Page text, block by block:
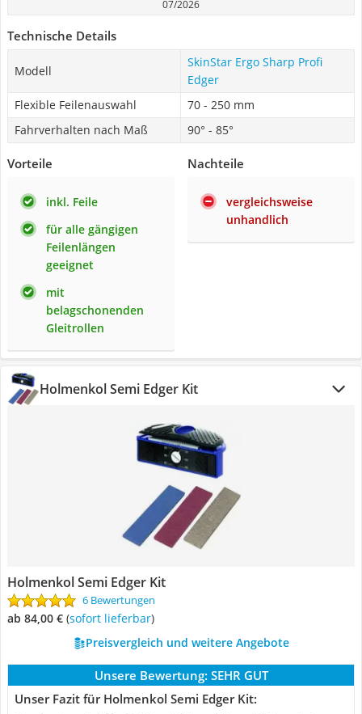
07/2026
Technische Details
Modell
SkinStar Ergo Sharp Profi
Edger
Flexible Feilenauswahl
70 - 250 mm
Fahrverhalten nach Maß
90° - 85°
Vorteile
inkl. Feile
für alle gängigen
Feilenlängen
geeignet
mit
belagschonenden
Gleitrollen
Nachteile
vergleichsweise
unhandlich
Holmenkol Semi Edger Kit
Holmenkol Semi Edger Kit
6 Bewertungen
ab 84,00 € ( Sofort lieferbar)
Preisvergleich und weitere Angebote
Unsere Bewertung: SEHR GUT
Unser Fazit für Holmenkol Semi Edger Kit: